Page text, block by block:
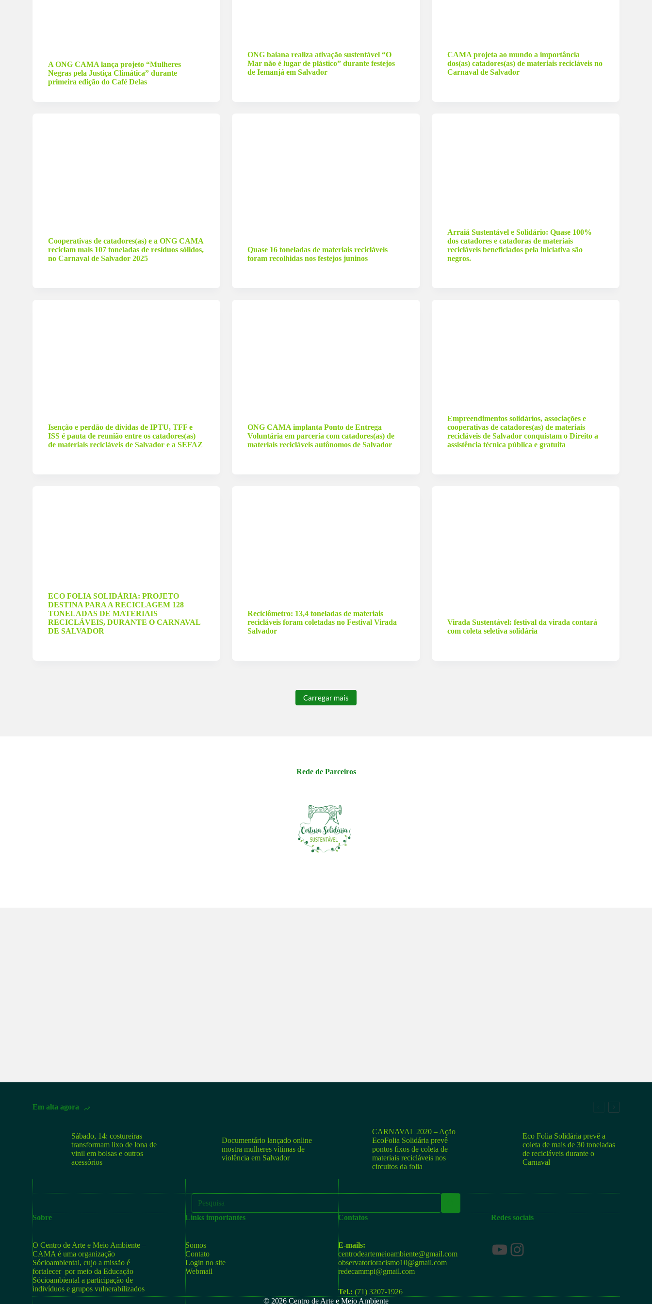
A ONG CAMA lança projeto “Mulheres
Negras pela Justiça Climática” durante
primeira edição do Café Delas
ONG baiana realiza ativação sustentável “O
Mar não é lugar de plástico” durante festejos
de Iemanjá em Salvador
CAMA projeta ao mundo a importância
dos(as) catadores(as) de materiais recicláveis no
Carnaval de Salvador
Cooperativas de catadores(as) e a ONG CAMA
reciclam mais 107 toneladas de resíduos sólidos,
no Carnaval de Salvador 2025
Quase 16 toneladas de materiais recicláveis
foram recolhidas nos festejos juninos
Arraiá Sustentável e Solidário: Quase 100%
dos catadores e catadoras de materiais
recicláveis beneficiados pela iniciativa são
negros.
Isenção e perdão de dividas de IPTU, TFF e
ISS é pauta de reunião entre os catadores(as)
de materiais recicláveis de Salvador e a SEFAZ
ONG CAMA implanta Ponto de Entrega
Voluntária em parceria com catadores(as) de
materiais recicláveis autônomos de Salvador
Empreendimentos solidários, associações e
cooperativas de catadores(as) de materiais
recicláveis de Salvador conquistam o Direito a
assistência técnica pública e gratuita
ECO FOLIA SOLIDÁRIA: PROJETO
DESTINA PARA A RECICLAGEM 128
TONELADAS DE MATERIAIS
RECICLÁVEIS, DURANTE O CARNAVAL
DE SALVADOR
Reciclômetro: 13,4 toneladas de materiais
recicláveis foram coletadas no Festival Virada
Salvador
Virada Sustentável: festival da virada contará
com coleta seletiva solidária
Carregar mais
Rede de Parceiros
Em alta agora
Sábado, 14: costureiras
transformam lixo de lona de
vinil em bolsas e outros
acessórios
Documentário lançado online
mostra mulheres vítimas de
violência em Salvador
CARNAVAL 2020 – Ação
EcoFolia Solidária prevê
pontos fixos de coleta de
materiais recicláveis nos
circuitos da folia
Eco Folia Solidária prevê a
coleta de mais de 30 toneladas
de recicláveis durante o
Carnaval
Sobre
O Centro de Arte e Meio Ambiente –
CAMA é uma organização
Sócioambiental, cujo a missão é
fortalecer por meio da Educação
Sócioambiental a participação de
indivíduos e grupos vulnerabilizados
Links importantes
Somos
Contato
Login no site
Webmail
Contatos
E-mails:
centrodeartemeioambiente@gmail.com
observatorioracismo10@gmail.com
redecammpi@gmail.com
Tel.: (71) 3207-1926
Redes sociais
Youtube
Instagram
© 2026 Centro de Arte e Meio Ambiente